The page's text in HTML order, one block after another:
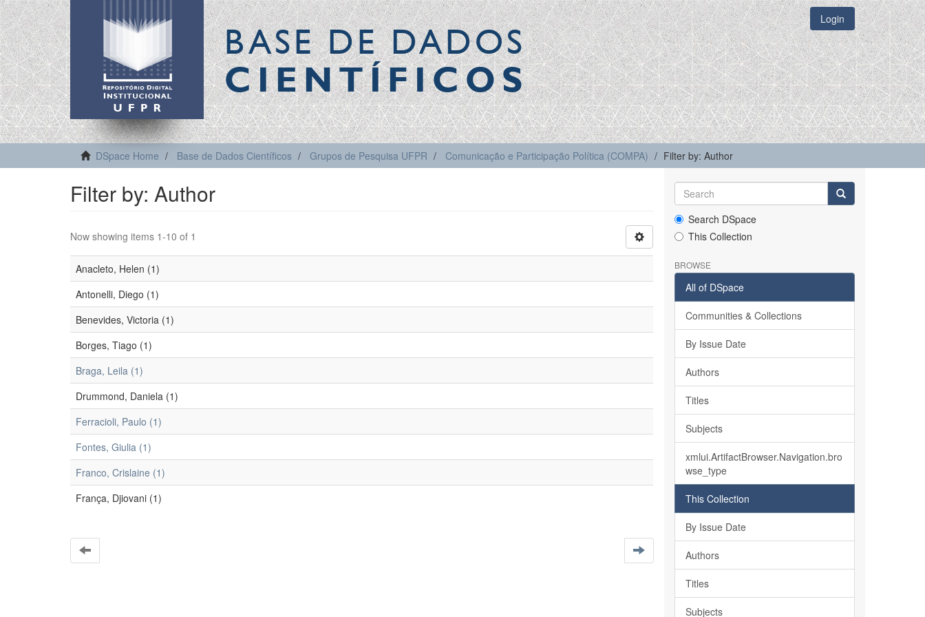
BASE DE DADOS
CIENTÍFICOS
Login
DSpace Home Base de Dados Científicos Grupos de Pesquisa UFPR Comunicação e Participação Política (COMPA) Filter by: Author
Filter by: Author
Now showing items 1-10 of 1
Anacleto, Helen (1)
Antonelli, Diego (1)
Benevides, Victoria (1)
Borges, Tiago (1)
Braga, Leila (1)
Drummond, Daniela (1)
Ferracioli, Paulo (1)
Fontes, Giulia (1)
Franco, Crislaine (1)
França, Djiovani (1)
Search DSpace
This Collection
BROWSE
All of DSpace
Communities & Collections
By Issue Date
Authors
Titles
Subjects
xmlui.ArtifactBrowser.Navigation.bro
wse_type
This Collection
By Issue Date
Authors
Titles
Subjects